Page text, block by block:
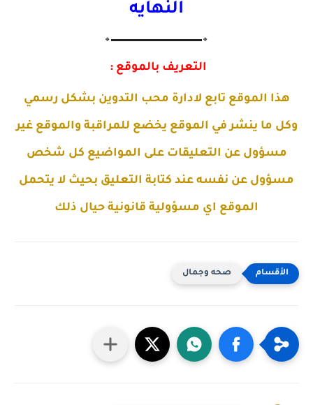
النهايه
🔸▬▬▬▬▬▬▬▬▬▬▬▬▬🔸
التعريف بالموقع :
هذا الموقع تابع لادارة محب التدوين بشكل رسمي
وكل ما ينشر في الموقع يخضع للمراقبة والموقع غير
مسؤول عن التعليقات على المواضيع كل شخص
مسؤول عن نفسه عند كتابة التعليق بحيث لا يتحمل
الموقع اي مسؤولية قانونية حيال ذلك
صحه وجمال